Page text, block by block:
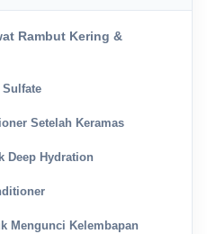
Rambut Kering &
Sulfate
Setelah Keramas
Deep Hydration
Mengunci Kelembapan